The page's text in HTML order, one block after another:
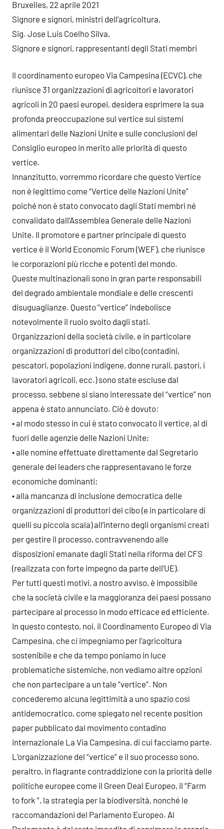
Bruxelles, 22 aprile 2021
Signore e signori, ministri dell’agricoltura,
Sig. Jose Luis Coelho Silva,
Signore e signori, rappresentanti degli Stati membri
Il coordinamento europeo Via Campesina (ECVC), che
riunisce 31 organizzazioni di agricoltori e lavoratori
agricoli in 20 paesi europei, desidera esprimere la sua
profonda preoccupazione sul vertice sui sistemi
alimentari delle Nazioni Unite e sulle conclusioni del
Consiglio europeo in merito alle priorità di questo
vertice.
Innanzitutto, vorremmo ricordare che questo Vertice
non è legittimo come “Vertice delle Nazioni Unite”
poiché non è stato convocato dagli Stati membri né
convalidato dall’Assemblea Generale delle Nazioni
Unite. Il promotore e partner principale di questo
vertice è il World Economic Forum (WEF), che riunisce
le corporazioni più ricche e potenti del mondo.
Queste multinazionali sono in gran parte responsabili
del degrado ambientale mondiale e delle crescenti
disuguaglianze. Questo “vertice” indebolisce
notevolmente il ruolo svolto dagli stati.
Organizzazioni della società civile, e in particolare
organizzazioni di produttori del cibo (contadini,
pescatori, popolazioni indigene, donne rurali, pastori, i
lavoratori agricoli, ecc.) sono state escluse dal
processo, sebbene si siano interessate del “vertice” non
appena è stato annunciato. Ciò è dovuto:
• al modo stesso in cui è stato convocato il vertice, al di
fuori delle agenzie delle Nazioni Unite;
• alle nomine effettuate direttamente dal Segretario
generale dei leaders che rappresentavano le forze
economiche dominanti;
• alla mancanza di inclusione democratica delle
organizzazioni di produttori del cibo (e in particolare di
quelli su piccola scala) all’interno degli organismi creati
per gestire il processo, contravvenendo alle
disposizioni emanate dagli Stati nella riforma del CFS
(realizzata con forte impegno da parte dell’UE).
Per tutti questi motivi, a nostro avviso, è impossibile
che la società civile e la maggioranza dei paesi possano
partecipare al processo in modo efficace ed efficiente.
In questo contesto, noi, il Coordinamento Europeo di Via
Campesina, che ci impegniamo per l’agricoltura
sostenibile e che da tempo poniamo in luce
problematiche sistemiche, non vediamo altre opzioni
che non partecipare a un tale “vertice”. Non
concederemo alcuna legittimità a uno spazio così
antidemocratico, come spiegato nel recente position
paper pubblicato dal movimento contadino
internazionale La Via Campesina, di cui facciamo parte.
L’organizzazione del “vertice” e il suo processo sono,
peraltro, in flagrante contraddizione con la priorità delle
politiche europee come il Green Deal Europeo, il “Farm
to fork ”, la strategia per la biodiversità, nonché le
raccomandazioni del Parlamento Europeo. Al